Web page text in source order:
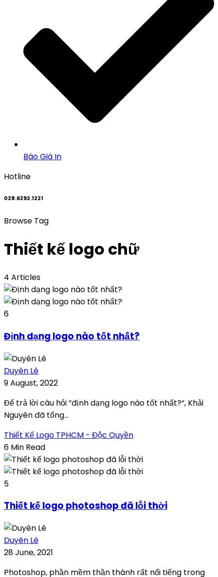
Báo Giá In
Hotline
028.6292.1221
Browse Tag
Thiết kế logo chữ
4 Articles
6
Định dạng logo nào tốt nhất?
Duyên Lê
9 August, 2022
Để trả lời câu hỏi “định dạng logo nào tốt nhất?“, Khải
Nguyên đã tổng...
Thiết Kế Logo TPHCM - Độc Quyền
6 Min Read
5
Thiết kế logo photoshop đã lỗi thời
Duyên Lê
28 June, 2021
Photoshop, phần mềm thần thánh rất nổi tiếng trong